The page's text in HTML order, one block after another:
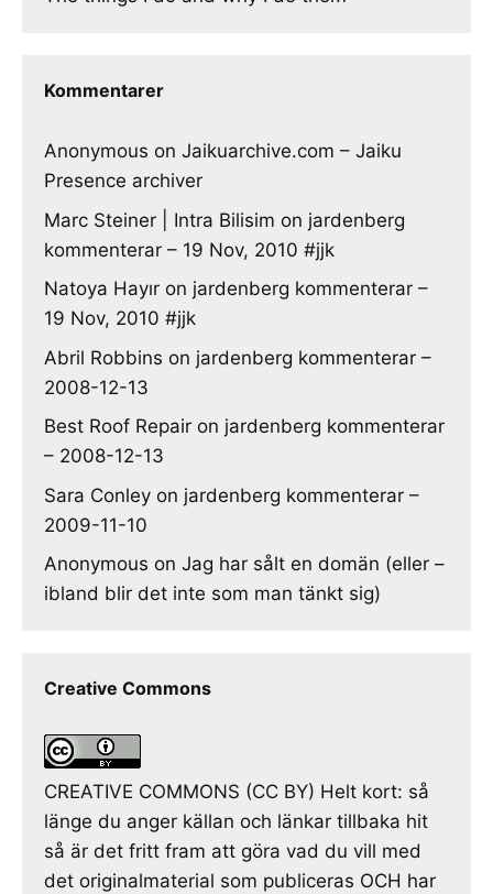
Kommentarer
Anonymous on Jaikuarchive.com – Jaiku
Presence archiver
Marc Steiner | Intra Bilisim on jardenberg
kommenterar – 19 Nov, 2010 #jjk
Natoya Hayır on jardenberg kommenterar –
19 Nov, 2010 #jjk
Abril Robbins on jardenberg kommenterar –
2008-12-13
Best Roof Repair on jardenberg kommenterar
– 2008-12-13
Sara Conley on jardenberg kommenterar –
2009-11-10
Anonymous on Jag har sålt en domän (eller –
ibland blir det inte som man tänkt sig)
Creative Commons
CREATIVE COMMONS (CC BY) Helt kort: så
länge du anger källan och länkar tillbaka hit
så är det fritt fram att göra vad du vill med
det originalmaterial som publiceras OCH har